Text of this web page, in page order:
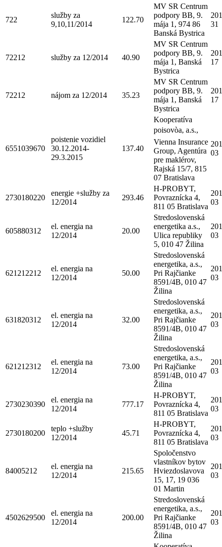
722
služby za
9,10,11/2014
122.70
MV SR Centrum
podpory BB, 9.
mája 1, 974 86
Banská Bystrica
31
72212 služby za 12/2014 40.90
MV SR Centrum
podpory BB, 9.
mája 1, Banská
Bystrica
17
72212 nájom za 12/2014 35.23
MV SR Centrum
podpory BB, 9.
mája 1, Banská
Bystrica
17
6551039670
poistenie vozidiel
30.12.2014-
29.3.2015
137.40
Kooperatíva
poisovòa, a.s.,
Vienna Insurance
Group, Agentúra
pre maklérov,
Rajská 15/7, 815
07 Bratislava
03
2730180220
energie +služby za
12/2014
293.46
H-PROBYT,
Povraznícka 4,
811 05 Bratislava
03
605880312
el. energia na
12/2014
20.00
Stredoslovenská
energetika a.s.,
Ulica republiky
5, 010 47 Žilina
03
621212212
el. energia na
12/2014
50.00
Stredoslovenská
energetika, a.s.,
Pri Rajčianke
8591/4B, 010 47
Žilina
03
631820312
el. energia na
12/2014
32.00
Stredoslovenská
energetika, a.s.,
Pri Rajčianke
8591/4B, 010 47
Žilina
03
621212312
el. energia na
12/2014
73.00
Stredoslovenská
energetika, a.s.,
Pri Rajčianke
8591/4B, 010 47
Žilina
03
2730230390
el. energia na
12/2014
777.17
H-PROBYT,
Povraznícka 4,
811 05 Bratislava
03
2730180200
teplo +služby
12/2014
45.71
H-PROBYT,
Povraznícka 4,
811 05 Bratislava
03
84005212
el. energia na
12/2014
215.65
Spoločenstvo
vlastníkov bytov
Hviezdoslavova
15, 17, 19 036
01 Martin
03
4502629500
el. energia na
12/2014
200.00
Stredoslovenská
energetika, a.s.,
Pri Rajčianke
8591/4B, 010 47
Žilina
03